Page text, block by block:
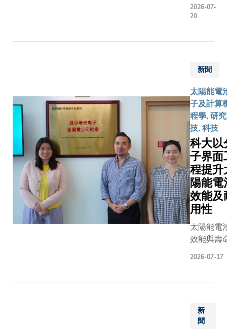
項研究由
子及計算
岩松教授
擔任第一
成果已發
際學術期
然‧通訊
為《抑制
移與溫升
高功率高
學》。論
作者均來
電子及計
程學系射
統實驗室
（RFMY
Lab）。
最普及卻
（GHz）
動的聲波
2026-07-
20
新聞
太陽能電
子及計算
程學, 研
技, 科技
科大以
子界面
程提升
陽能電
效能及
用性
太陽能電
效能與壽
參與兩項
究，發現
2026-07-17
新
聞